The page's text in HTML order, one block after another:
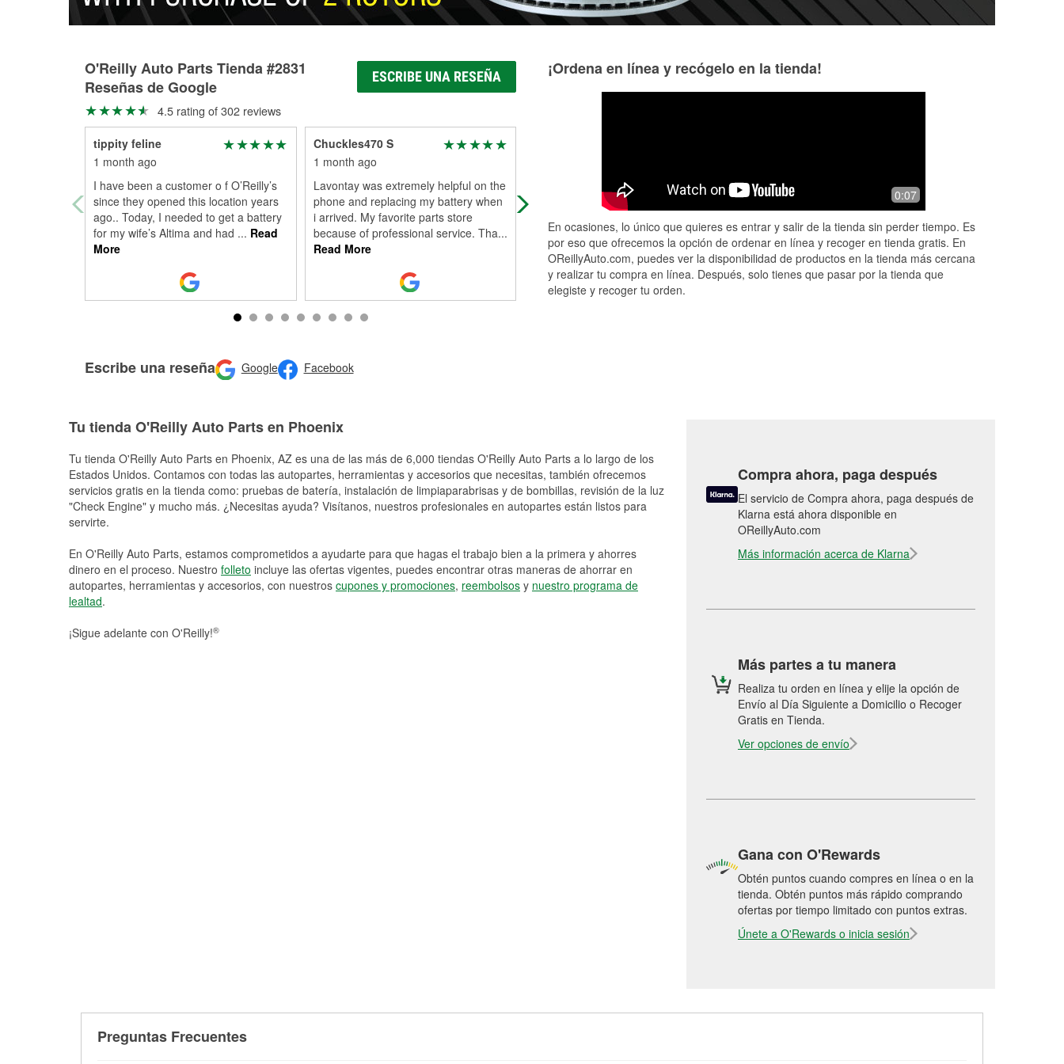
O'Reilly Auto Parts Tienda #2831
Reseñas de Google
ESCRIBE UNA RESEÑA
4.5 rating of 302 reviews
tippity feline
1 month ago
I have been a customer o f O’Reilly’s
since they opened this location years
ago.. Today, I needed to get a battery
for my wife’s Altima and had ... Read
More
Chuckles470 S
1 month ago
Lavontay was extremely helpful on the
phone and replacing my battery when
i arrived. My favorite parts store
because of professional service. Tha...
Read More
Lavontey helped me test and replace
my car’s battery. Excellent, fast, and
Levonta has top tier customer service,
asset to the company!
O'reilly
Escribe una reseña Google Facebook
¡Ordena en línea y recógelo en la tienda!
0:07
En ocasiones, lo único que quieres es entrar y salir de la tienda sin perder tiempo. Es
por eso que ofrecemos la opción de ordenar en línea y recoger en tienda gratis. En
OReillyAuto.com, puedes ver la disponibilidad de productos en la tienda más cercana
y realizar tu compra en línea. Después, solo tienes que pasar por la tienda que
elegiste y recoger tu orden.
Tu tienda O'Reilly Auto Parts en Phoenix
Tu tienda O'Reilly Auto Parts en Phoenix, AZ es una de las más de 6,000 tiendas O'Reilly Auto Parts a lo largo de los
Estados Unidos. Contamos con todas las autopartes, herramientas y accesorios que necesitas, también ofrecemos
servicios gratis en la tienda como: pruebas de batería, instalación de limpiaparabrisas y de bombillas, revisión de la luz
"Check Engine" y mucho más. ¿Necesitas ayuda? Visítanos, nuestros profesionales en autopartes están listos para
servirte.
En O'Reilly Auto Parts, estamos comprometidos a ayudarte para que hagas el trabajo bien a la primera y ahorres
dinero en el proceso. Nuestro folleto incluye las ofertas vigentes, puedes encontrar otras maneras de ahorrar en
autopartes, herramientas y accesorios, con nuestros cupones y promociones, reembolsos y nuestro programa de
lealtad.
¡Sigue adelante con O'Reilly!®
Compra ahora, paga después
El servicio de Compra ahora, paga después de
Klarna está ahora disponible en
OReillyAuto.com
Más información acerca de Klarna
Más partes a tu manera
Realiza tu orden en línea y elije la opción de
Envío al Día Siguiente a Domicilio o Recoger
Gratis en Tienda.
Ver opciones de envío
Gana con O'Rewards
Obtén puntos cuando compres en línea o en la
tienda. Obtén puntos más rápido comprando
ofertas por tiempo limitado con puntos extras.
Únete a O'Rewards o inicia sesión
Preguntas Frecuentes